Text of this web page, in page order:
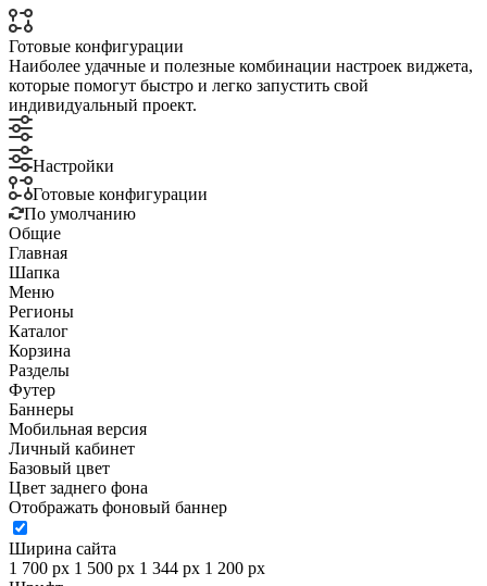
Готовые конфигурации
Наиболее удачные и полезные комбинации настроек виджета,
которые помогут быстро и легко запустить свой
индивидуальный проект.
Настройки
Готовые конфигурации
По умолчанию
Общие
Главная
Шапка
Меню
Регионы
Каталог
Корзина
Разделы
Футер
Баннеры
Мобильная версия
Личный кабинет
Базовый цвет
Цвет заднего фона
Отображать фоновый баннер
Ширина сайта
1 700 px 1 500 px 1 344 px 1 200 px